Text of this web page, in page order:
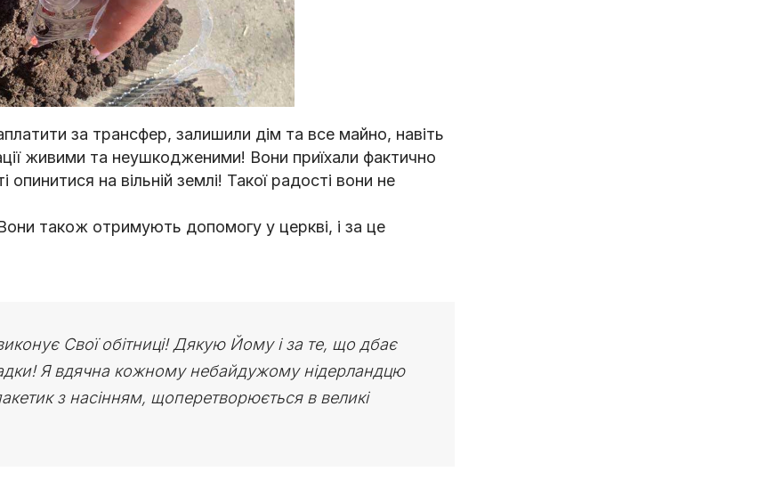
за трансфер, залишили дім та все майно, навіть
живими та неушкодженими! Вони приїхали фактично
на вільній землі! Такої радості вони не
також отримують допомогу у церкві, і за це
Свої обітниці! Дякую Йому і за те, що дбає
Я вдячна кожному небайдужому нідерландцю
з насінням, щоперетворюється в великі